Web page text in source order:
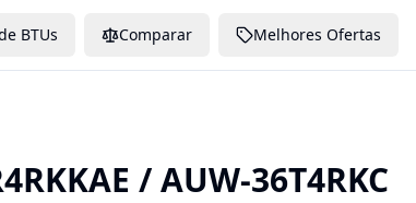
BTUs Comparar Melhores Ofertas
/ AUW-36T4RKC